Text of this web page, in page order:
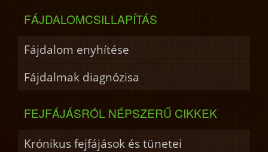
FÁJDALOMCSILLAPÍTÁS
Fájdalom enyhítése
Fájdalmak diagnózisa
FEJFÁJÁSRÓL NÉPSZERŰ CIKKEK
Krónikus fejfájások és tünetei